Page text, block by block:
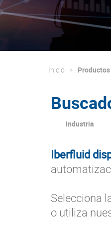
Inicio Productos
Industria
Iberfluid
Selecciona
o utiliza